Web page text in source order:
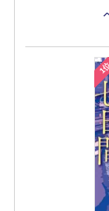
1